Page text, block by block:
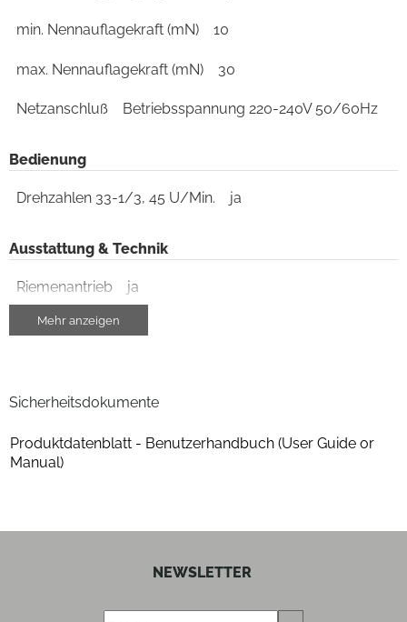
min. Nennauflagekraft (mN) 10
max. Nennauflagekraft (mN) 30
Netzanschluß Betriebsspannung 220-240V 50/60Hz
Bedienung
Drehzahlen 33-1/3, 45 U/Min. ja
Ausstattung & Technik
Riemenantrieb ja
Gehäuseeigenschaften
Tiefe (cm)
Plattentellermaterial Alu-Plattenteller
Filz-Plattentellerbelag ja
Mehr anzeigen
Sicherheitsdokumente
Produktdatenblatt - Benutzerhandbuch (User Guide or
Manual)
NEWSLETTER